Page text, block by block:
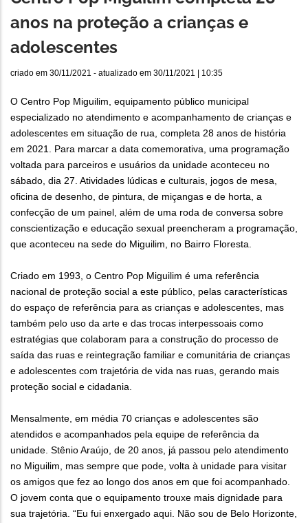
anos na proteção a crianças e
adolescentes
criado em 30/11/2021 - atualizado em 30/11/2021 | 10:35
O Centro Pop Miguilim, equipamento público municipal
especializado no atendimento e acompanhamento de crianças e
adolescentes em situação de rua, completa 28 anos de história
em 2021. Para marcar a data comemorativa, uma programação
voltada para parceiros e usuários da unidade aconteceu no
sábado, dia 27. Atividades lúdicas e culturais, jogos de mesa,
oficina de desenho, de pintura, de miçangas e de horta, a
confecção de um painel, além de uma roda de conversa sobre
conscientização e educação sexual preencheram a programação,
que aconteceu na sede do Miguilim, no Bairro Floresta.
Criado em 1993, o Centro Pop Miguilim é uma referência
nacional de proteção social a este público, pelas características
do espaço de referência para as crianças e adolescentes, mas
também pelo uso da arte e das trocas interpessoais como
estratégias que colaboram para a construção do processo de
saída das ruas e reintegração familiar e comunitária de crianças
e adolescentes com trajetória de vida nas ruas, gerando mais
proteção social e cidadania.
Mensalmente, em média 70 crianças e adolescentes são
atendidos e acompanhados pela equipe de referência da
unidade. Stênio Araújo, de 20 anos, já passou pelo atendimento
no Miguilim, mas sempre que pode, volta à unidade para visitar
os amigos que fez ao longo dos anos em que foi acompanhado.
O jovem conta que o equipamento trouxe mais dignidade para
sua trajetória. “Eu fui enxergado aqui. Não sou de Belo Horizonte,